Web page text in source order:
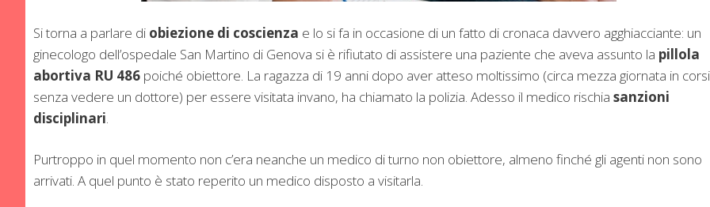
Si torna a parlare di obiezione di coscienza e lo si fa in occasione di un fatto di cronaca davvero agghiacciante: un
ginecologo dell’ospedale San Martino di Genova si è rifiutato di assistere una paziente che aveva assunto la pillola
abortiva RU 486 poiché obiettore. La ragazza di 19 anni dopo aver atteso moltissimo (circa mezza giornata in
senza vedere un dottore) per essere visitata invano, ha chiamato la polizia. Adesso il medico rischia sanzioni
disciplinari.
Purtroppo in quel momento non c’era neanche un medico di turno non obiettore, almeno finché gli agenti non sono
arrivati. A quel punto è stato reperito un medico disposto a visitarla.